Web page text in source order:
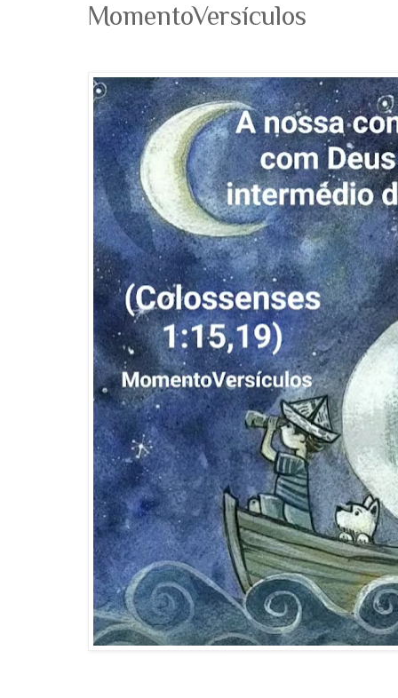
MomentoVersículos